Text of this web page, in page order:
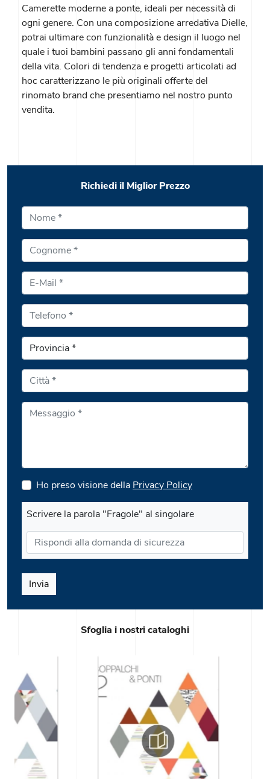
Camerette moderne a ponte, ideali per necessità di
ogni genere. Con una composizione arredativa Dielle,
potrai ultimare con funzionalità e design il luogo nel
quale i tuoi bambini passano gli anni fondamentali
della vita. Colori di tendenza e progetti articolati ad
hoc caratterizzano le più originali offerte del
rinomato brand che presentiamo nel nostro punto
vendita.
Sfoglia i nostri cataloghi
Richiedi il Miglior Prezzo
Ho preso visione della Privacy Policy
Scrivere la parola "Fragole" al singolare
Invia